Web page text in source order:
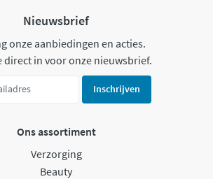
Nieuwsbrief
onze aanbiedingen en acties.
direct in voor onze nieuwsbrief.
Inschrijven
Ons assortiment
Verzorging
Beauty